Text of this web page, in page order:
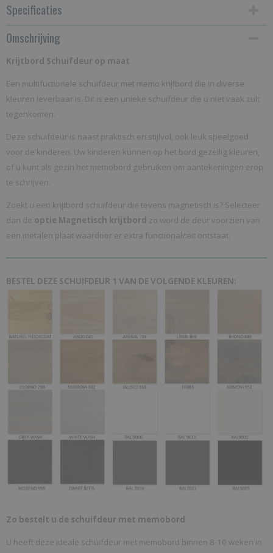
Specificaties
Productcode
Omschrijving
Krijtbord Schuifdeur op maat
Een multifuctionele schuifdeur met memo krijtbord die in diverse
kleuren leverbaar is. Dit is een unieke schuifdeur die u niet vaak zult
tegenkomen.
Deze schuifdeur is naast praktisch en stijlvol, ook leuk speelgoed
voor de kinderen. Uw kinderen kunnen op het bord gezellig kleuren,
of u kunt als gezin het memobord gebruiken om aantekeningen erop
te schrijven.
Zoekt u een krijtbord schuifdeur die tevens magnetisch is? Selecteer
dan de optie Magnetisch krijtbord zo word de deur voorzien van
een metalen plaat waardoor er extra functionaliteit ontstaat.
BESTEL DEZE SCHUIFDEUR 1 VAN DE VOLGENDE KLEUREN:
Zo bestelt u de schuifdeur met memobord
U heeft deze ideale schuifdeur met memobord binnen 8-10 weken in